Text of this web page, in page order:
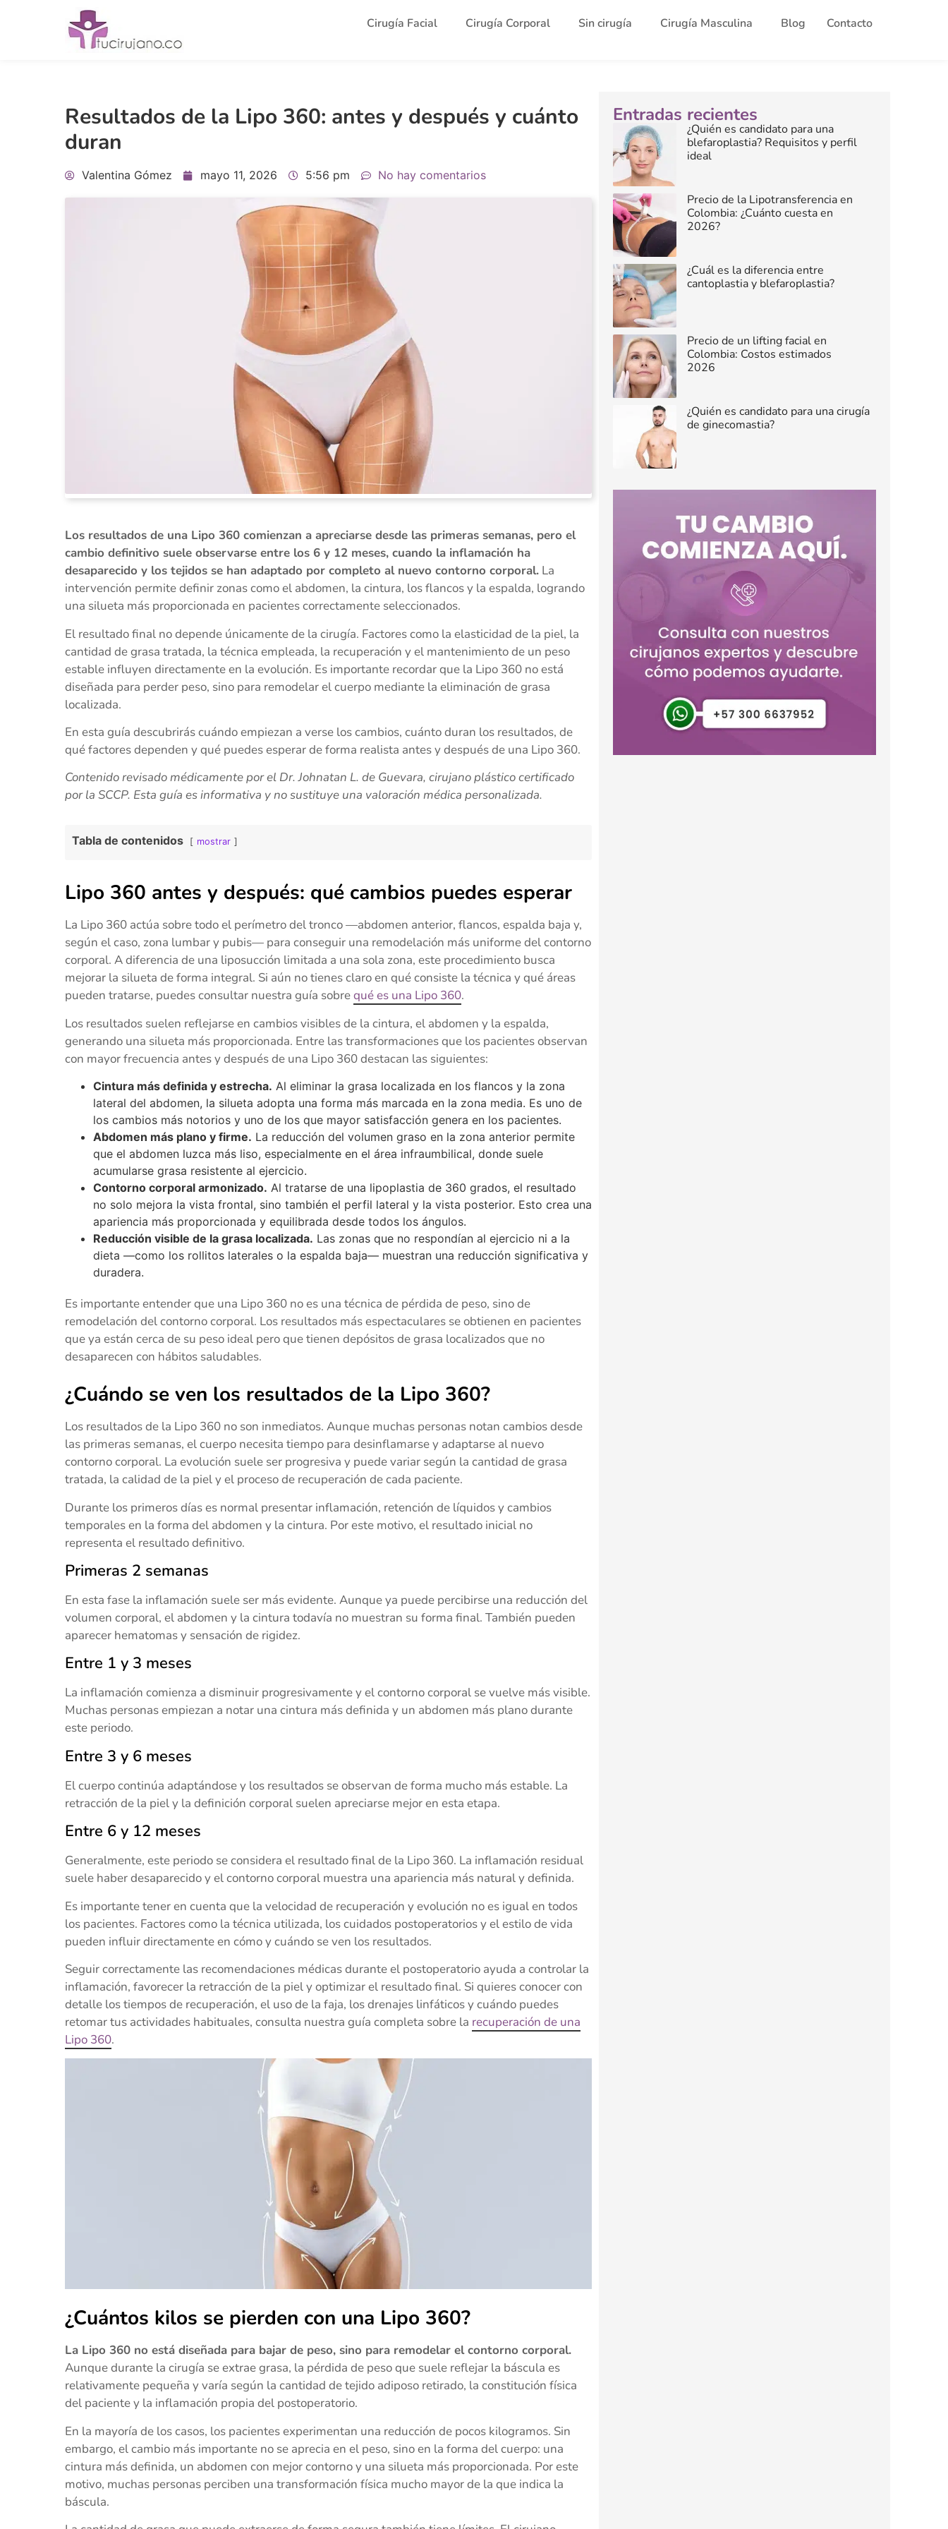
Cirugía Facial Cirugía Corporal Sin cirugía Cirugía Masculina Blog Contacto
Resultados de la Lipo 360: antes y después y cuánto
duran
Valentina Gómez mayo 11, 2026 5:56 pm No hay comentarios
Los resultados de una Lipo 360 comienzan a apreciarse desde las primeras semanas, pero el
cambio definitivo suele observarse entre los 6 y 12 meses, cuando la inflamación ha
desaparecido y los tejidos se han adaptado por completo al nuevo contorno corporal. La
intervención permite definir zonas como el abdomen, la cintura, los flancos y la espalda, logrando
una silueta más proporcionada en pacientes correctamente seleccionados.
El resultado final no depende únicamente de la cirugía. Factores como la elasticidad de la piel, la
cantidad de grasa tratada, la técnica empleada, la recuperación y el mantenimiento de un peso
estable influyen directamente en la evolución. Es importante recordar que la Lipo 360 no está
diseñada para perder peso, sino para remodelar el cuerpo mediante la eliminación de grasa
localizada.
En esta guía descubrirás cuándo empiezan a verse los cambios, cuánto duran los resultados, de
qué factores dependen y qué puedes esperar de forma realista antes y después de una Lipo 360.
Contenido revisado médicamente por el Dr. Johnatan L. de Guevara, cirujano plástico certificado
por la SCCP. Esta guía es informativa y no sustituye una valoración médica personalizada.
Tabla de contenidos mostrar
Lipo 360 antes y después: qué cambios puedes esperar
La Lipo 360 actúa sobre todo el perímetro del tronco —abdomen anterior, flancos, espalda baja y,
según el caso, zona lumbar y pubis— para conseguir una remodelación más uniforme del contorno
corporal. A diferencia de una liposucción limitada a una sola zona, este procedimiento busca
mejorar la silueta de forma integral. Si aún no tienes claro en qué consiste la técnica y qué áreas
pueden tratarse, puedes consultar nuestra guía sobrequé es una Lipo 360.
Los resultados suelen reflejarse en cambios visibles de la cintura, el abdomen y la espalda,
generando una silueta más proporcionada. Entre las transformaciones que los pacientes observan
con mayor frecuencia antes y después de una Lipo 360 destacan las siguientes:
Cintura más definida y estrecha. Al eliminar la grasa localizada en los flancos y la zona
lateral del abdomen, la silueta adopta una forma más marcada en la zona media. Es uno de
los cambios más notorios y uno de los que mayor satisfacción genera en los pacientes.
Abdomen más plano y firme. La reducción del volumen graso en la zona anterior permite
que el abdomen luzca más liso, especialmente en el área infraumbilical, donde suele
acumularse grasa resistente al ejercicio.
Contorno corporal armonizado. Al tratarse de una lipoplastia de 360 grados, el resultado
no solo mejora la vista frontal, sino también el perfil lateral y la vista posterior. Esto crea una
apariencia más proporcionada y equilibrada desde todos los ángulos.
Reducción visible de la grasa localizada. Las zonas que no respondían al ejercicio ni a la
dieta —como los rollitos laterales o la espalda baja— muestran una reducción significativa y
duradera.
Es importante entender que una Lipo 360 no es una técnica de pérdida de peso, sino de
remodelación del contorno corporal. Los resultados más espectaculares se obtienen en pacientes
que ya están cerca de su peso ideal pero que tienen depósitos de grasa localizados que no
desaparecen con hábitos saludables.
¿Cuándo se ven los resultados de la Lipo 360?
Los resultados de la Lipo 360 no son inmediatos. Aunque muchas personas notan cambios desde
las primeras semanas, el cuerpo necesita tiempo para desinflamarse y adaptarse al nuevo
contorno corporal. La evolución suele ser progresiva y puede variar según la cantidad de grasa
tratada, la calidad de la piel y el proceso de recuperación de cada paciente.
Durante los primeros días es normal presentar inflamación, retención de líquidos y cambios
temporales en la forma del abdomen y la cintura. Por este motivo, el resultado inicial no
representa el resultado definitivo.
Primeras 2 semanas
En esta fase la inflamación suele ser más evidente. Aunque ya puede percibirse una reducción del
volumen corporal, el abdomen y la cintura todavía no muestran su forma final. También pueden
aparecer hematomas y sensación de rigidez.
Entre 1 y 3 meses
La inflamación comienza a disminuir progresivamente y el contorno corporal se vuelve más visible.
Muchas personas empiezan a notar una cintura más definida y un abdomen más plano durante
este periodo.
Entre 3 y 6 meses
El cuerpo continúa adaptándose y los resultados se observan de forma mucho más estable. La
retracción de la piel y la definición corporal suelen apreciarse mejor en esta etapa.
Entre 6 y 12 meses
Generalmente, este periodo se considera el resultado final de la Lipo 360. La inflamación residual
suele haber desaparecido y el contorno corporal muestra una apariencia más natural y definida.
Es importante tener en cuenta que la velocidad de recuperación y evolución no es igual en todos
los pacientes. Factores como la técnica utilizada, los cuidados postoperatorios y el estilo de vida
pueden influir directamente en cómo y cuándo se ven los resultados.
Seguir correctamente las recomendaciones médicas durante el postoperatorio ayuda a controlar la
inflamación, favorecer la retracción de la piel y optimizar el resultado final. Si quieres conocer con
detalle los tiempos de recuperación, el uso de la faja, los drenajes linfáticos y cuándo puedes
retomar tus actividades habituales, consulta nuestra guía completa sobre la recuperación de una
Lipo 360.
¿Cuántos kilos se pierden con una Lipo 360?
La Lipo 360 no está diseñada para bajar de peso, sino para remodelar el contorno corporal.
Aunque durante la cirugía se extrae grasa, la pérdida de peso que suele reflejar la báscula es
relativamente pequeña y varía según la cantidad de tejido adiposo retirado, la constitución física
del paciente y la inflamación propia del postoperatorio.
En la mayoría de los casos, los pacientes experimentan una reducción de pocos kilogramos. Sin
embargo, el cambio más importante no se aprecia en el peso, sino en la forma del cuerpo: una
cintura más definida, un abdomen con mejor contorno y una silueta más proporcionada. Por este
motivo, muchas personas perciben una transformación física mucho mayor de la que indica la
báscula.
Entradas recientes
¿Quién es candidato para una
blefaroplastia? Requisitos y perfil
ideal
Precio de la Lipotransferencia en
Colombia: ¿Cuánto cuesta en
2026?
¿Cuál es la diferencia entre
cantoplastia y blefaroplastia?
Precio de un lifting facial en
Colombia: Costos estimados
2026
¿Quién es candidato para una cirugía
de ginecomastia?